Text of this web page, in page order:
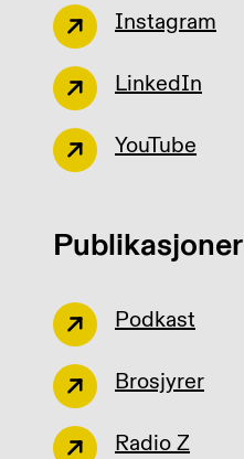
Instagram
LinkedIn
YouTube
Publikasjoner
Podkast
Brosjyrer
Radio Z